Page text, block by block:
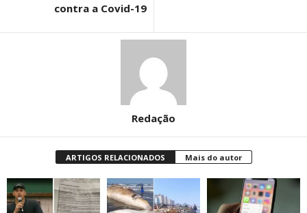
contra a Covid-19
Redação
ARTIGOS RELACIONADOS Mais do autor